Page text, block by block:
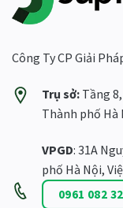
Công Ty CP Giải
Trụ sở: Tầng
Thành phố Hà
VPGD: 31A
phố Hà Nội,
0961 082